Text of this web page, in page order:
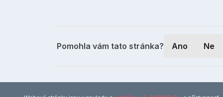
Pomohla vám tato stránka? Ano Ne